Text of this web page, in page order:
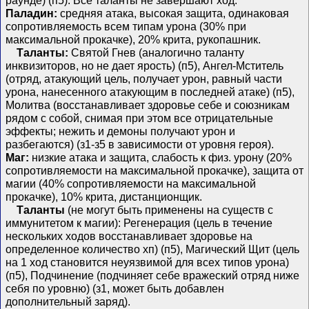
Паладин: средняя атака, высокая защита, одинаковая
сопротивляемость всем типам урона (30% при
максимальной прокачке), 20% крита, рукопашник.
Таланты: Святой Гнев (аналогично таланту
инквизиторов, но не дает ярость) (п5), Ангел-Мститель
(отряд, атакующий цель, получает урон, равный части
урона, нанесенного атакующим в последней атаке) (п5),
Молитва (восстанавливает здоровье себе и союзникам
рядом с собой, снимая при этом все отрицательные
эффекты; нежить и демоны получают урон и
разбегаются) (з1-з5 в зависимости от уровня героя).
Маг: низкие атака и защита, слабость к физ. урону (20%
сопротивляемости на максимальной прокачке), защита от
магии (40% сопротивляемости на максимальной
прокачке), 10% крита, дистанционщик.
Таланты (не могут быть применены на существ с
иммунитетом к магии): Регенерация (цель в течение
нескольких ходов восстанавливает здоровье на
определенное количество хп) (п5), Магический Щит (цель
на 1 ход становится неуязвимой для всех типов урона)
(п5), Подчинение (подчиняет себе вражеский отряд ниже
себя по уровню) (з1, может быть добавлен
дополнительный заряд).